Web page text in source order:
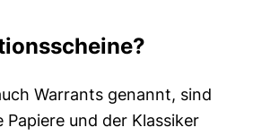
Warrants genannt, sind
und der Klassiker